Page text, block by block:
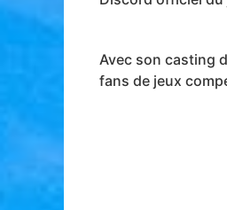
Avec son casting
fans de jeux